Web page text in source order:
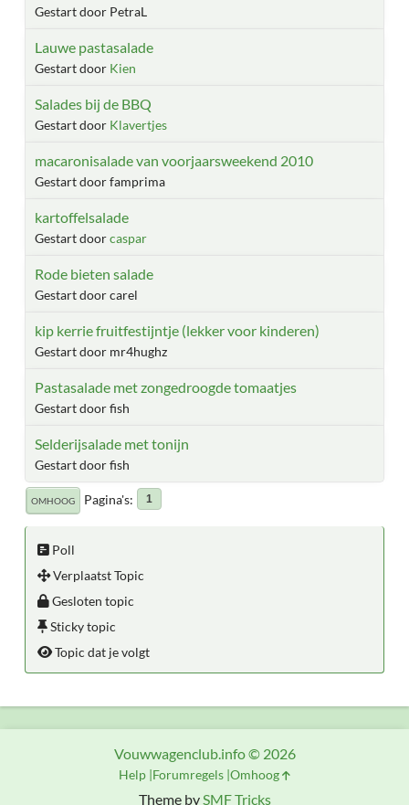
Gestart door PetraL
Lauwe pastasalade
Gestart door Kien
Salades bij de BBQ
Gestart door Klavertjes
macaronisalade van voorjaarsweekend 2010
Gestart door famprima
kartoffelsalade
Gestart doorcaspar
Rode bieten salade
Gestart door carel
kip kerrie fruitfestijntje (lekker voor kinderen)
Gestart door mr4hughz
Pastasalade met zongedroogde tomaatjes
Gestart door fish
Selderijsalade met tonijn
Gestart door fish
OMHOOG Pagina's 1
Poll
Verplaatst Topic
Gesloten topic
Sticky topic
Topic dat je volgt
Theme bySMF Tricks
Vouwwagenclub.info © 2026
Help Forumregels Omhoog